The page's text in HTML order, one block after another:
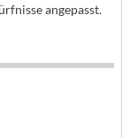
angepasst.